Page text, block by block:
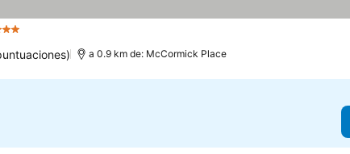
Estrellas
a 0.9 km de: McCormick Place